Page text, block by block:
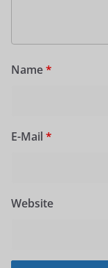
Name*
E-Mail *
Website